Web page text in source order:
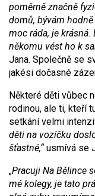
poměrně značně
domů, bývám
moc ráda, je
někomu vést ho k
Jana. Společně se
jakési dočasné
Některé děti vůbec
rodinou, ale ti, kteří
setkání velmi
děti na vozíčku
šťastné,“usmívá se
„Pracuji Na Bělince
mé kolegy, je tato